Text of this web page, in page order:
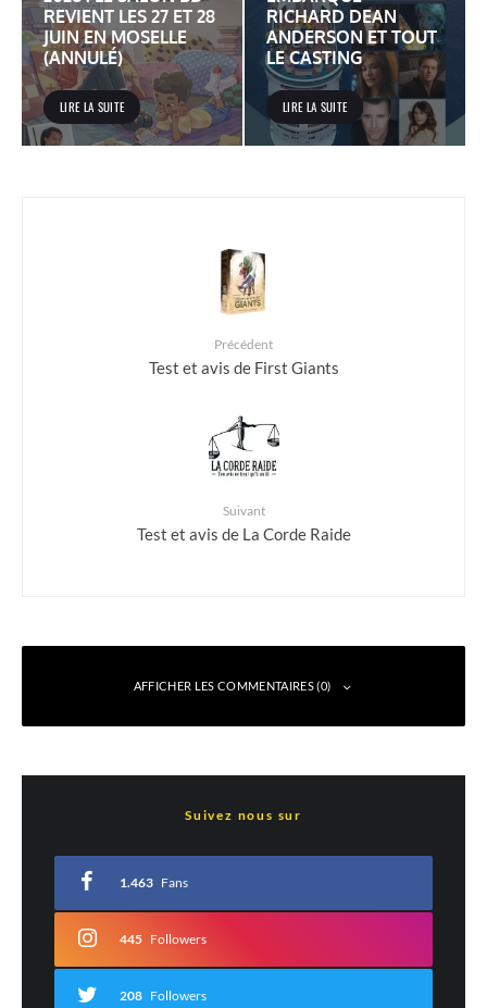
REVIENT LES 27 ET 28
JUIN EN MOSELLE
(ANNULÉ)
LIRE LA SUITE
RICHARD DEAN
ANDERSON ET TOUT
LE CASTING
LIRE LA SUITE
Précédent
Test et avis de First Giants
Suivant
Test et avis de La Corde Raide
AFFICHER LES COMMENTAIRES (0)
*
Commentaire*
Suivez nous sur
1.463 Fans
445 Followers
208 Followers